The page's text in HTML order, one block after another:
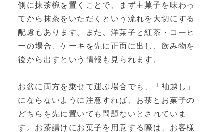
側に抹茶椀を置くことで、まず主菓子を味わっ
てから抹茶をいただくという流れを大切にする
配慮もあります。また、洋菓子と紅茶・コーヒ
ーの場合、ケーキを先に正面に出し、飲み物を
後から出すという情報も見られます。
お盆に両方を乗せて運ぶ場合でも、「袖越し」
にならないように注意すれば、お茶とお菓子の
どちらを先に置いても問題ないとされていま
す。お茶請けにお菓子を用意する際は、お客様